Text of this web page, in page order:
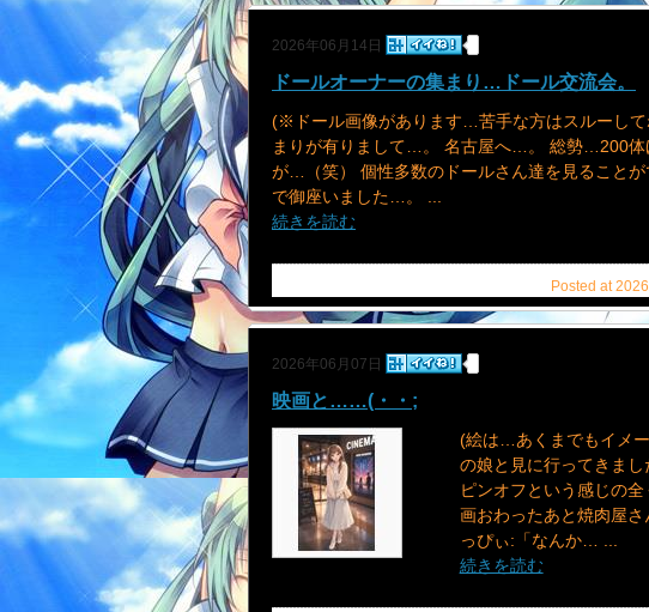
2026年06月14日
ドールオーナーの集まり…ドール交流会。
(※ドール画像があります…苦手な方はスルーし
まりが有りまして…。 名古屋へ…。 総勢…200
が…（笑） 個性多数のドールさん達を見ること
で御座いました…。 ...
続きを読む
Posted at
2026年06月07日
映画と……(・・;
(絵は…あくまでもイメ
の娘と見に行ってきま
ピンオフという感じの
画おわったあと焼肉屋
っぴぃ:「なんか… ...
続きを読む